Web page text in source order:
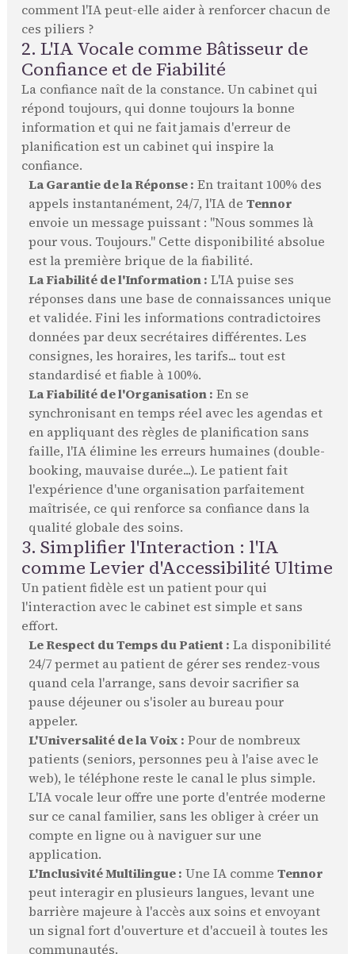
comment l'IA peut-elle aider à renforcer chacun de
ces piliers ?
2. L'IA Vocale comme Bâtisseur de
Confiance et de Fiabilité
La confiance naît de la constance. Un cabinet qui
répond toujours, qui donne toujours la bonne
information et qui ne fait jamais d'erreur de
planification est un cabinet qui inspire la
confiance.
La Garantie de la Réponse : En traitant 100% des
appels instantanément, 24/7, l'IA de Tennor
envoie un message puissant : "Nous sommes là
pour vous. Toujours." Cette disponibilité absolue
est la première brique de la fiabilité.
La Fiabilité de l'Information : L'IA puise ses
réponses dans une base de connaissances unique
et validée. Fini les informations contradictoires
données par deux secrétaires différentes. Les
consignes, les horaires, les tarifs... tout est
standardisé et fiable à 100%.
La Fiabilité de l'Organisation : En se
synchronisant en temps réel avec les agendas et
en appliquant des règles de planification sans
faille, l'IA élimine les erreurs humaines (double-
booking, mauvaise durée...). Le patient fait
l'expérience d'une organisation parfaitement
maîtrisée, ce qui renforce sa confiance dans la
qualité globale des soins.
3. Simplifier l'Interaction : l'IA
comme Levier d'Accessibilité Ultime
Un patient fidèle est un patient pour qui
l'interaction avec le cabinet est simple et sans
effort.
Le Respect du Temps du Patient : La disponibilité
24/7 permet au patient de gérer ses rendez-vous
quand cela l'arrange, sans devoir sacrifier sa
pause déjeuner ou s'isoler au bureau pour
appeler.
L'Universalité de la Voix : Pour de nombreux
patients (seniors, personnes peu à l'aise avec le
web), le téléphone reste le canal le plus simple.
L'IA vocale leur offre une porte d'entrée moderne
sur ce canal familier, sans les obliger à créer un
compte en ligne ou à naviguer sur une
application.
L'Inclusivité Multilingue : Une IA comme Tennor
peut interagir en plusieurs langues, levant une
barrière majeure à l'accès aux soins et envoyant
un signal fort d'ouverture et d'accueil à toutes les
communautés.